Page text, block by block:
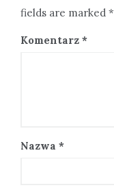
fields are marked *
Komentarz *
Nazwa *